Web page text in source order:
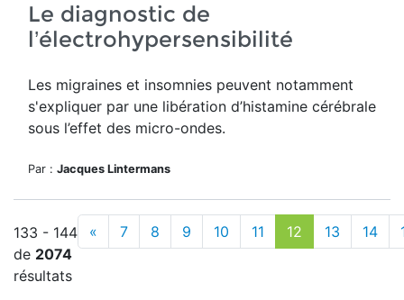
Le diagnostic de
l’électrohypersensibilité
Les migraines et insomnies peuvent notamment
s'expliquer par une libération d’histamine cérébrale
sous l’effet des micro-ondes.
Par : Jacques Lintermans
133 - 144
de 2074
résultats
« 7 8 9 10 11 12 13 14